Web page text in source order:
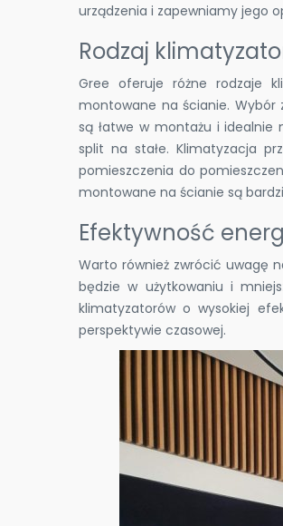
urządzenia i zapewniamy jego
Rodzaj
Gree oferuje różne rodzaje
montowane na ścianie. Wybór
są łatwe w montażu i idealnie
split na stałe. Klimatyzacja
pomieszczenia do
montowane na ścianie są
Efektywność
Warto również zwrócić uwagę
będzie w użytkowaniu i
klimatyzatorów o wysokiej
perspektywie czasowej.